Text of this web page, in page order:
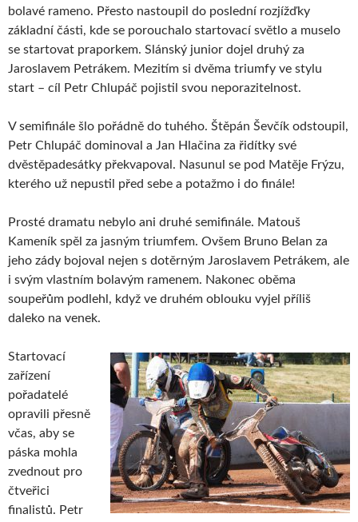
bolavé rameno. Přesto nastoupil do poslední rozjížďky
základní části, kde se porouchalo startovací světlo a muselo
se startovat praporkem. Slánský junior dojel druhý za
Jaroslavem Petrákem. Mezitím si dvěma triumfy ve stylu
start – cíl Petr Chlupáč pojistil svou neporazitelnost.
V semifinále šlo pořádně do tuhého. Štěpán Ševčík odstoupil,
Petr Chlupáč dominoval a Jan Hlačina za řidítky své
dvěstěpadesátky překvapoval. Nasunul se pod Matěje Frýzu,
kterého už nepustil před sebe a potažmo i do finále!
Prosté dramatu nebylo ani druhé semifinále. Matouš
Kameník spěl za jasným triumfem. Ovšem Bruno Belan za
jeho zády bojoval nejen s dotěrným Jaroslavem Petrákem, ale
i svým vlastním bolavým ramenem. Nakonec oběma
soupeřům podlehl, když ve druhém oblouku vyjel příliš
daleko na venek.
Startovací
zařízení
pořadatelé
opravili přesně
včas, aby se
páska mohla
zvednout pro
čtveřici
finalistů. Petr